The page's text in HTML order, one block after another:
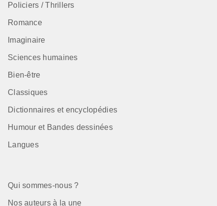
Policiers / Thrillers
Romance
Imaginaire
Sciences humaines
Bien-être
Classiques
Dictionnaires et encyclopédies
Humour et Bandes dessinées
Langues
Qui sommes-nous ?
Nos auteurs à la une